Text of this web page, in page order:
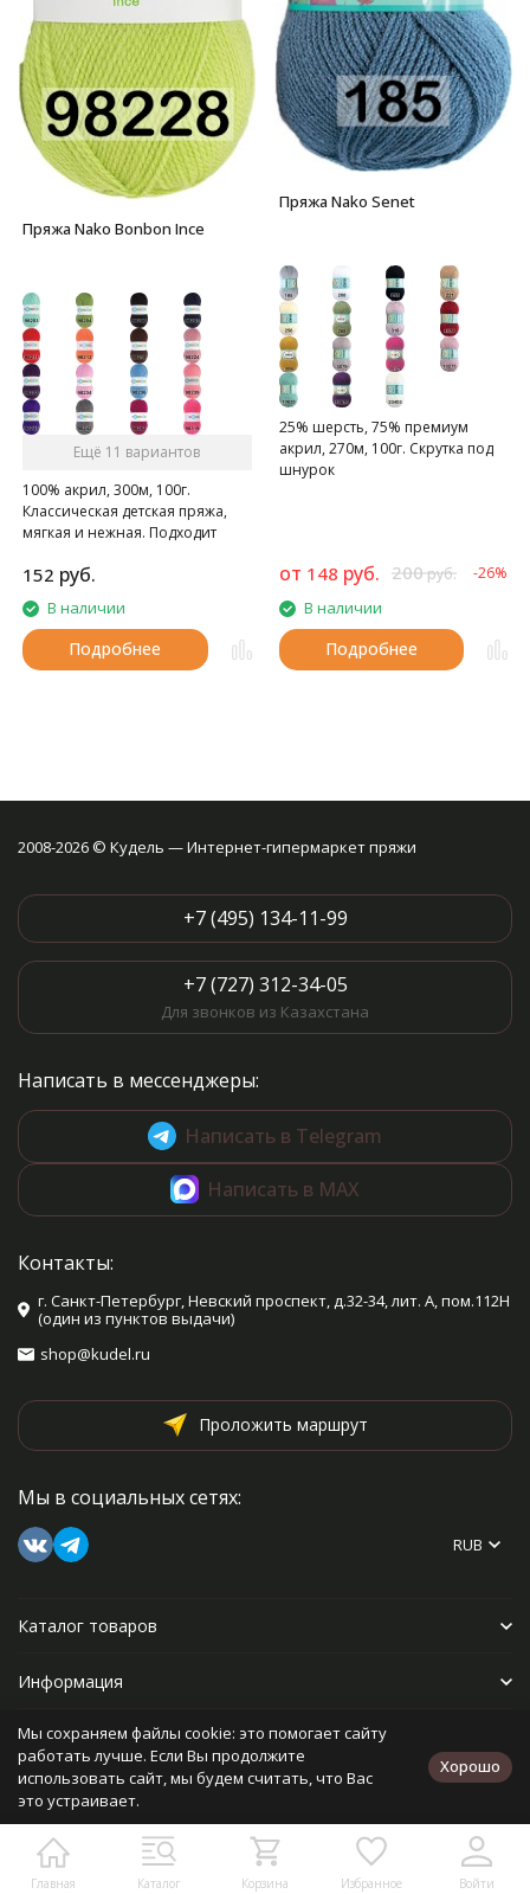
Пряжа Nako Bonbon Ince
Ещё 11 вариантов
100% акрил, 300м, 100г.
Классическая детская пряжа,
мягкая и нежная. Подходит
152 руб.
В наличии
Подробнее
Пряжа Nako Senet
25% шерсть, 75% премиум
акрил, 270м, 100г. Скрутка под
шнурок
от 148 руб. 200руб. -26%
В наличии
Подробнее
Главная Каталог Корзина Избранное Войти
2008-2026 © Кудель — Интернет-гипермаркет пряжи
+7 (495) 134-11-99
+7 (727) 312-34-05
Для звонков из Казахстана
Написать в мессенджеры:
Написать в Telegram
Написать в MAX
Контакты:
г. Санкт-Петербург, Невский проспект, д.32-34, лит. А, пом.112Н
(один из пунктов выдачи)
shop@kudel.ru
Проложить маршрут
Мы в социальных сетях:
RUB
Каталог товаров
Информация
Прочее
Политика персональных данных
Разработано в
bodysite.ru
Мы сохраняем файлы cookie: это помогает сайту
работать лучше. Если Вы продолжите
использовать сайт, мы будем считать, что Вас
это устраивает.
Хорошо